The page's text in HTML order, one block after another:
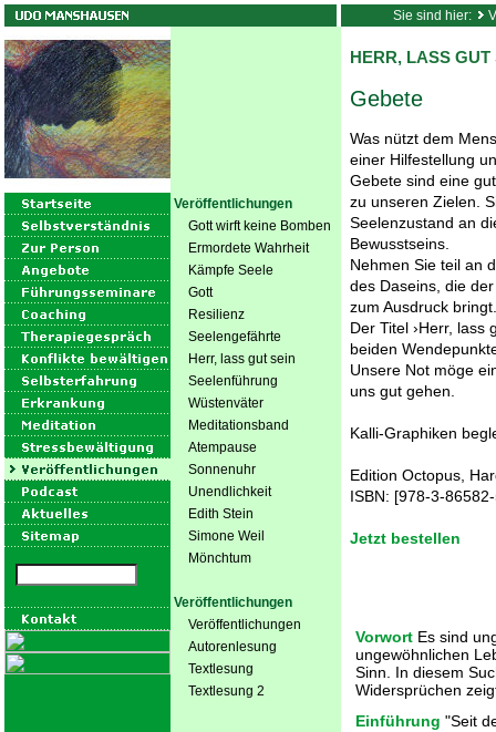
Sie sind hier:
Veröffentlichungen
Gott wirft keine Bomben
Ermordete Wahrheit
Kämpfe Seele
Gott
Resilienz
Seelengefährte
Herr, lass gut sein
Seelenführung
Wüstenväter
Meditationsband
Atempause
Sonnenuhr
Unendlichkeit
Edith Stein
Simone Weil
Mönchtum
Veröffentlichungen
Veröffentlichungen
Autorenlesung
Textlesung
Textlesung 2
HERR, LASS GUT
Gebete
Was nützt dem
einer Hilfestellung
Gebete sind eine
zu unseren Zielen.
Seelenzustand an
Bewusstseins.
Nehmen Sie teil an
des Daseins, die
zum Ausdruck bringt.
Der Titel ›Herr, lass
beiden
Unsere Not möge
uns gut gehen.
Kalli-Graphiken
Edition Octopus,
ISBN: [978-3-
Jetzt bestellen
Vorwort Es sind
ungewöhnlichen
Sinn. In diesem
Widersprüchen
Einführung "Seit